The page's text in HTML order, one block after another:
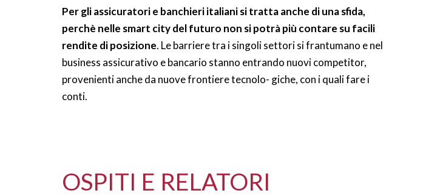
Per gli assicuratori e banchieri italiani si tratta anche di una sfida,
perchè nelle smart city del futuro non si potrà più contare su facili
rendite di posizione. Le barriere tra i singoli settori si frantumano e nel
business assicurativo e bancario stanno entrando nuovi competitor,
provenienti anche da nuove frontiere tecnolo- giche, con i quali fare i
conti.
OSPITI E RELATORI